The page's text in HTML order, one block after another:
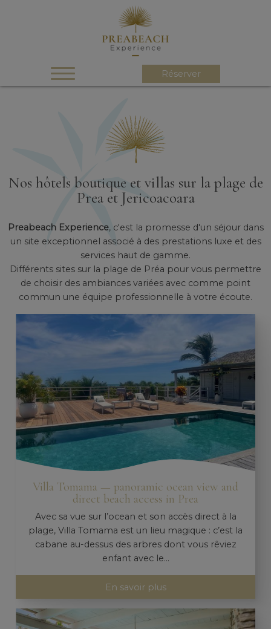
Réserver
Nos hôtels boutique et villas sur la plage de
Prea et Jericoacoara
Preabeach Experience, c'est la promesse d'un séjour dans
un site exceptionnel associé à des prestations luxe et des
services haut de gamme.
Différents sites sur la plage de Préa pour vous permettre
de choisir des ambiances variées avec comme point
commun une équipe professionnelle à votre écoute.
Villa Tomama — panoramic ocean view and
direct beach access in Prea
Avec sa vue sur l’ocean et son accès direct à la
plage, Villa Tomama est un lieu magique : c’est la
cabane au-dessus des arbres dont vous rêviez
enfant avec le...
En savoir plus